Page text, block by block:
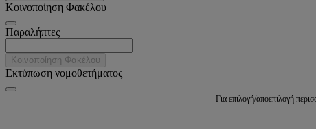
Κοινοποίηση Φακέλου
Παραλήπτες
Κοινοποίηση Φακέλου
Εκτύπωση νομοθετήματος
Για επιλογή/αποεπιλογή